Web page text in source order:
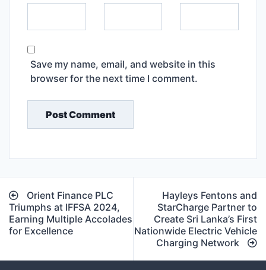
Save my name, email, and website in this
browser for the next time I comment.
Post
navigation
Orient Finance PLC
Triumphs at IFFSA 2024,
Earning Multiple Accolades
for Excellence
Hayleys Fentons and
StarCharge Partner to
Create Sri Lanka’s First
Nationwide Electric Vehicle
Charging Network